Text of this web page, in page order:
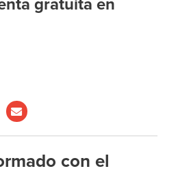
gratuita en
con el